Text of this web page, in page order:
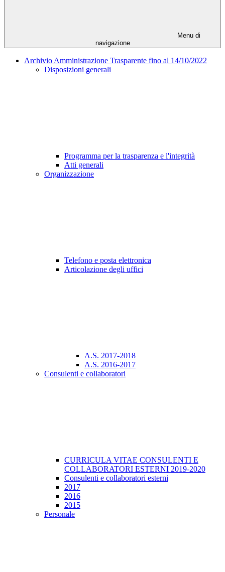
Menu di
navigazione
Archivio Amministrazione Trasparente fino al 14/10/2022
Disposizioni generali
Programma per la trasparenza e l'integrità
Atti generali
Organizzazione
Telefono e posta elettronica
Articolazione degli uffici
A.S. 2017-2018
A.S. 2016-2017
Consulenti e collaboratori
CURRICULA VITAE CONSULENTI E
COLLABORATORI ESTERNI 2019-2020
Consulenti e collaboratori esterni
2017
2016
2015
Personale